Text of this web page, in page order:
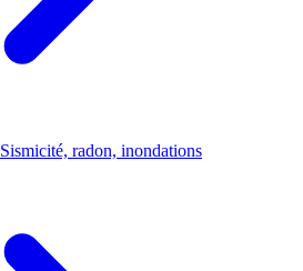
Sismicité, radon, inondations